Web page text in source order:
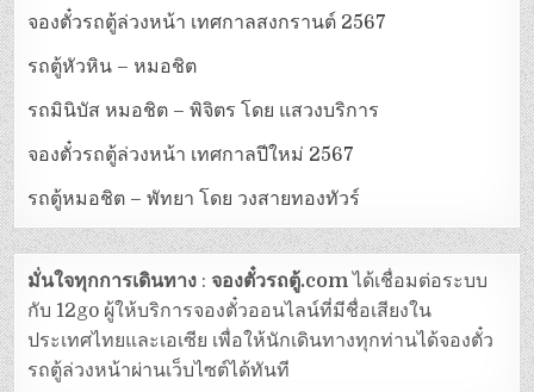
จองตั๋วรถตู้ล่วงหน้า เทศกาลสงกรานต์ 2567
รถตู้หัวหิน – หมอชิต
รถมินิบัส หมอชิต – พิจิตร โดย แสวงบริการ
จองตั๋วรถตู้ล่วงหน้า เทศกาลปีใหม่ 2567
รถตู้หมอชิต – พัทยา โดย วงสายทองทัวร์
มั่นใจทุกการเดินทาง :จองตั๋วรถตู้.comได้เชื่อมต่อระบบ
กับ 12go ผู้ให้บริการจองตั๋วออนไลน์ที่มีชื่อเสียงใน
ประเทศไทยและเอเซีย เพื่อให้นักเดินทางทุกท่านได้จองตั๋ว
รถตู้ล่วงหน้าผ่านเว็บไซต์ได้ทันที